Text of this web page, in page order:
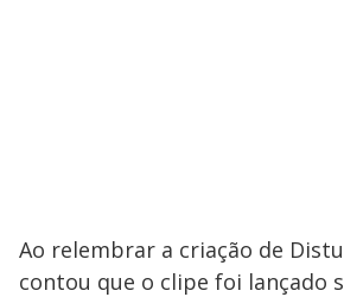
Ao relembrar a criação de
contou que o clipe foi lançado